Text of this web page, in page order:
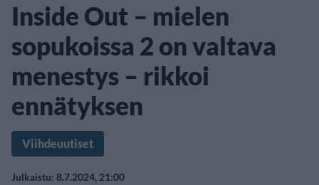
Inside Out – mielen
sopukoissa 2 on valtava
menestys – rikkoi
ennätyksen
Viihdeuutiset
Julkaistu: 8.7.2024, 21:00